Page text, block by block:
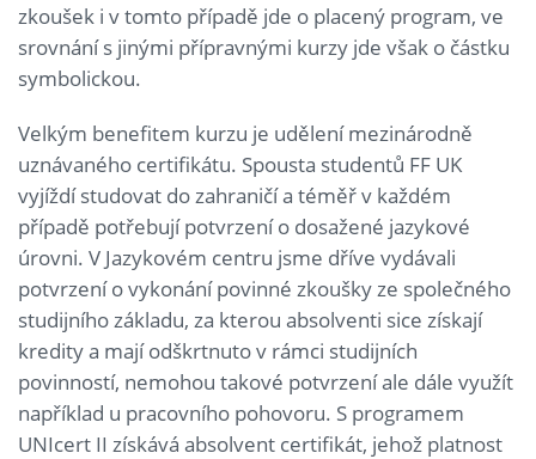
zkoušek i v tomto případě jde o placený program, ve
srovnání s jinými přípravnými kurzy jde však o částku
symbolickou.
Velkým benefitem kurzu je udělení mezinárodně
uznávaného certifikátu. Spousta studentů FF UK
vyjíždí studovat do zahraničí a téměř v každém
případě potřebují potvrzení o dosažené jazykové
úrovni. V Jazykovém centru jsme dříve vydávali
potvrzení o vykonání povinné zkoušky ze společného
studijního základu, za kterou absolventi sice získají
kredity a mají odškrtnuto v rámci studijních
povinností, nemohou takové potvrzení ale dále využít
například u pracovního pohovoru. S programem
UNIcert II získává absolvent certifikát, jehož platnost